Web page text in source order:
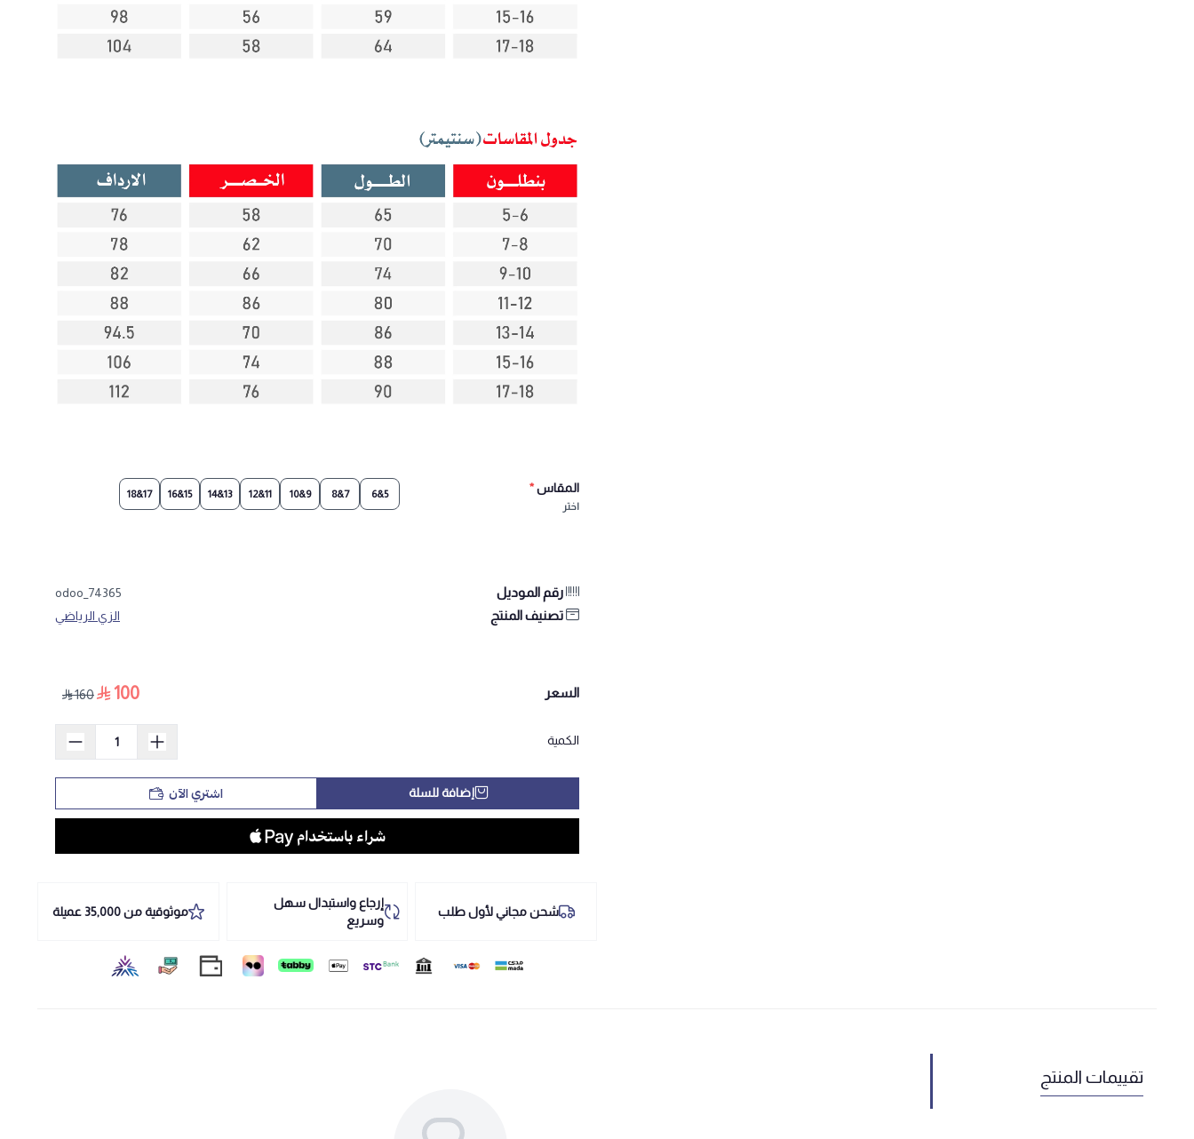
المقاس*
اختر
5&6
7&8
9&10
11&12
13&14
15&16
17&18
رقم الموديل odoo_74365
تصنيف المنتج الزي الرياضي
السعر 100
160
الكمية
إضافة للسلة اشتري الآن
شحن مجاني لأول طلب
إرجاع واستبدال سهل
وسريع
موثوقية من 35,000 عميلة
تقييمات المنتج